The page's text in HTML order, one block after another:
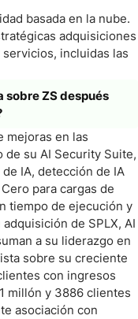
basada en la nube.
adquisiciones
incluidas las
sobre ZS después
mejoras en las
su AI Security Suite,
IA, detección de IA
para cargas de
tiempo de ejecución y
de SPLX, AI
a su liderazgo en
sobre su creciente
con ingresos
millón y 3886 clientes
asociación con